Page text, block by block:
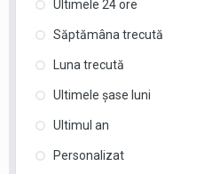
Ultimele 24 ore
Săptămâna trecută
Luna trecută
Ultimele şase luni
Ultimul an
Personalizat